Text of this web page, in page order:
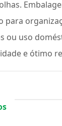
para
ou uso
e ótimo